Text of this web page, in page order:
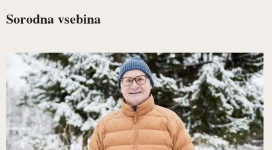
Sorodna vsebina